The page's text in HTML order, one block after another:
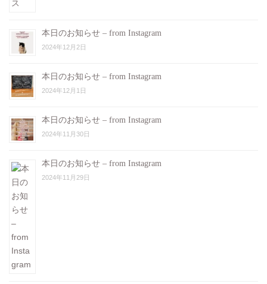
本日のお知らせ – from Instagram
2024年12月2日
本日のお知らせ – from Instagram
2024年12月1日
本日のお知らせ – from Instagram
2024年11月30日
本日のお知らせ – from Instagram
2024年11月29日